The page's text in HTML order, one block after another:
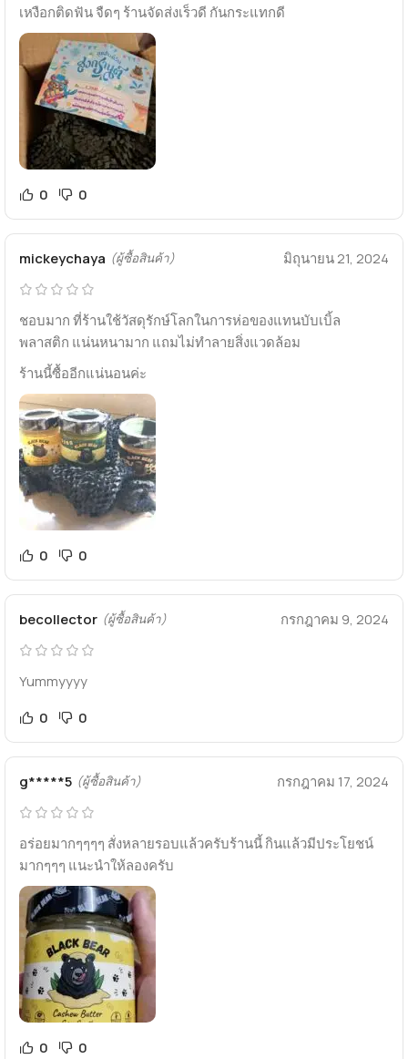
เหงือกติดฟัน จืดๆ ร้านจัดส่งเร็วดี กันกระแทกดี
0 0
mickeychaya (ผู้ซื้อสินค้า) มิถุนายน 21, 2024
ชอบมาก ที่ร้านใช้วัสดุรักษ์โลกในการห่อของแทนบับเบิ้ล
พลาสติก แน่นหนามาก แถมไม่ทำลายสิ่งแวดล้อม
ร้านนี้ซื้ออีกแน่นอนค่ะ
0 0
becollector (ผู้ซื้อสินค้า) กรกฎาคม 9, 2024
Yummyyyy
0
0
g*****5 (ผู้ซื้อสินค้า) กรกฎาคม 17, 2024
อร่อยมากๆๆๆๆ สั่งหลายรอบแล้วครับร้านนี้ กินแล้วมีประโยชน์
มากๆๆๆ แนะนำให้ลองครับ
0 0